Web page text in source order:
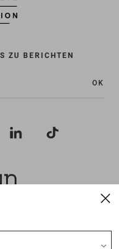
ZU BERICHTEN
OK